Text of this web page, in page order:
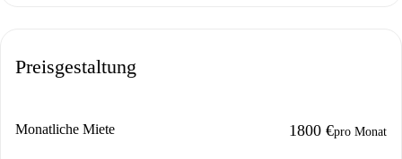
Preisgestaltung
Monatliche Miete 1800 €pro Monat